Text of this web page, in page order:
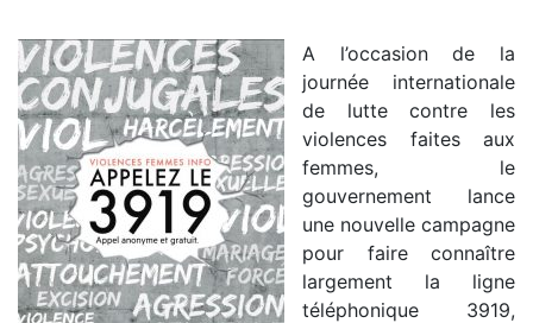
A l’occasion de la
journée internationale
de lutte contre les
violences faites aux
femmes, le
gouvernement lance
une nouvelle campagne
pour faire connaître
largement la ligne
téléphonique 3919,